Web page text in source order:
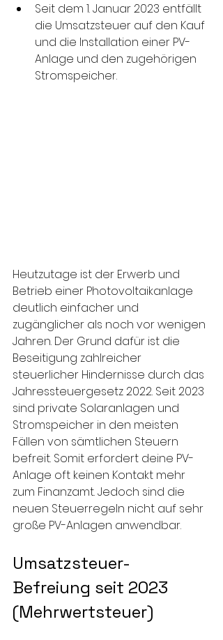
Seit dem 1. Januar 2023 entfällt
die Umsatzsteuer auf den Kauf
und die Installation einer PV-
Anlage und den zugehörigen
Stromspeicher.
Heutzutage ist der Erwerb und
Betrieb einer Photovoltaikanlage
deutlich einfacher und
zugänglicher als noch vor wenigen
Jahren. Der Grund dafür ist die
Beseitigung zahlreicher
steuerlicher Hindernisse durch das
Jahressteuergesetz 2022. Seit 2023
sind private Solaranlagen und
Stromspeicher in den meisten
Fällen von sämtlichen Steuern
befreit. Somit erfordert deine PV-
Anlage oft keinen Kontakt mehr
zum Finanzamt. Jedoch sind die
neuen Steuerregeln nicht auf sehr
große PV-Anlagen anwendbar.
Umsatzsteuer-
Befreiung seit 2023
(Mehrwertsteuer)